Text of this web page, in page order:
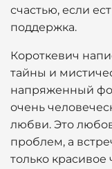
счастью, если
поддержка.
Короткевич
тайны и
напряженный
очень
любви. Это
проблем, а
только красивое